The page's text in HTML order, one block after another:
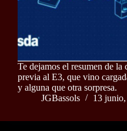
Te dejamos el resumen de
previa al E3, que vino
y alguna que otra sorpresa.
JGBassols
13